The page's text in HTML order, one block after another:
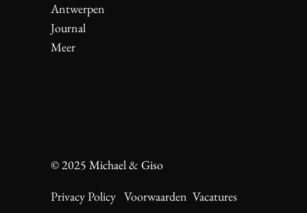
Antwerpen
Journal
Meer
© 2025 Michael & Giso
Privacy Policy Voorwaarden Vacatures